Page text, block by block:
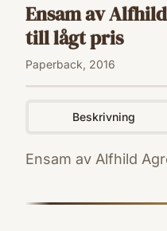
Ensam av
till lågt pris
Paperback, 2016
Beskrivning
Ensam av Alfhild
9789186095635